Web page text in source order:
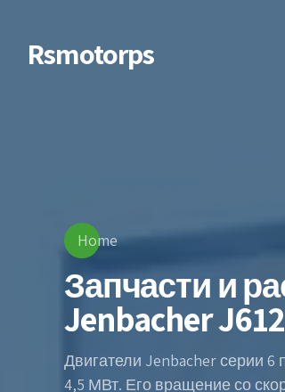
Rsmotorps
Home
Запчасти и
Jenbacher J612
Двигатели Jenbacher серии
4,5 МВт. Его вращение со